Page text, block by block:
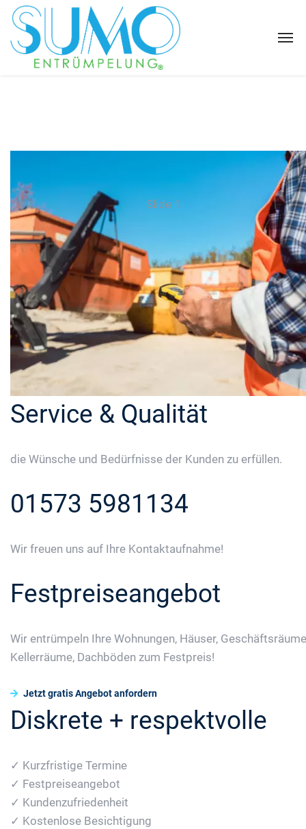
Slide 1
Service & Qualität
die Wünsche und Bedürfnisse der Kunden zu erfüllen.
01573 5981134
Wir freuen uns auf Ihre Kontaktaufnahme!
Festpreiseangebot
Wir entrümpeln Ihre Wohnungen, Häuser,
Kellerräume, Dachböden zum Festpreis!
Jetzt gratis Angebot anfordern
Diskrete + respektvolle
✓ Kurzfristige Termine
✓ Festpreiseangebot
✓ Kundenzufriedenheit
✓ Kostenlose Besichtigung